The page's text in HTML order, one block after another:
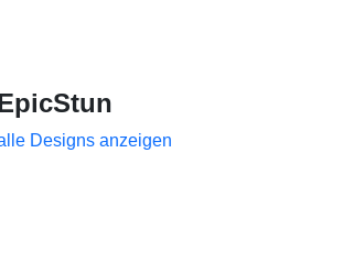
Designs anzeigen